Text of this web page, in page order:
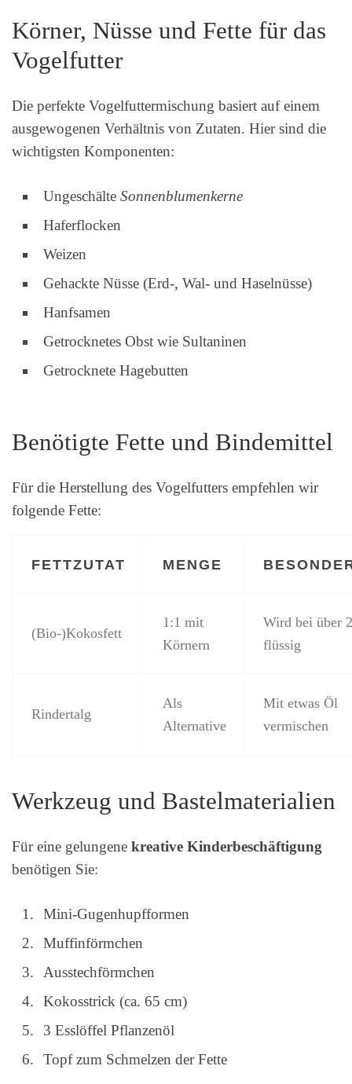
Körner, Nüsse und Fette für das
Vogelfutter
Die perfekte Vogelfuttermischung basiert auf einem
ausgewogenen Verhältnis von Zutaten. Hier sind die
wichtigsten Komponenten:
Ungeschälte Sonnenblumenkerne
Haferflocken
Weizen
Gehackte Nüsse (Erd-, Wal- und Haselnüsse)
Hanfsamen
Getrocknetes Obst wie Sultaninen
Getrocknete Hagebutten
Benötigte Fette und Bindemittel
Für die Herstellung des Vogelfutters empfehlen wir
folgende Fette:
FETTZUTAT MENGE
(Bio-)Kokosfett
1:1 mit
Körnern
Wird bei über
flüssig
Rindertalg
Als
Alternative
Mit etwas Öl
vermischen
Werkzeug und Bastelmaterialien
Für eine gelungene kreative Kinderbeschäftigung
benötigen Sie:
Mini-Gugenhupfformen
Muffinförmchen
Ausstechförmchen
Kokosstrick (ca. 65 cm)
3 Esslöffel Pflanzenöl
Topf zum Schmelzen der Fette